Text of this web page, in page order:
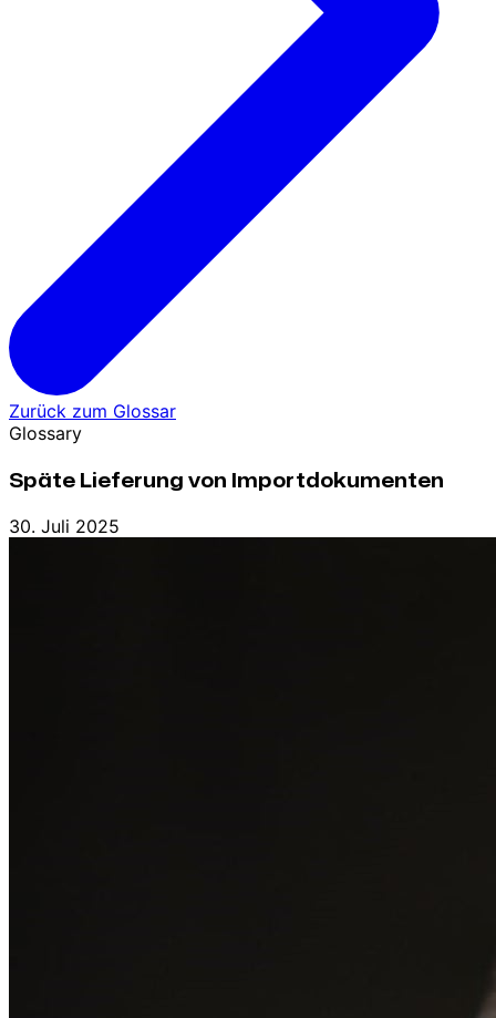
Zurück zum Glossar
Glossary
Späte Lieferung von Importdokumenten
30. Juli 2025